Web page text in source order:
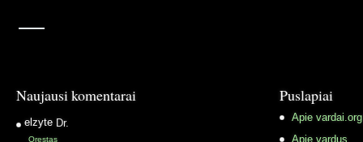
Naujausi komentarai
elzyte Dr.
Orestas
Puslapiai
Apie vardai.org
Apie vardus